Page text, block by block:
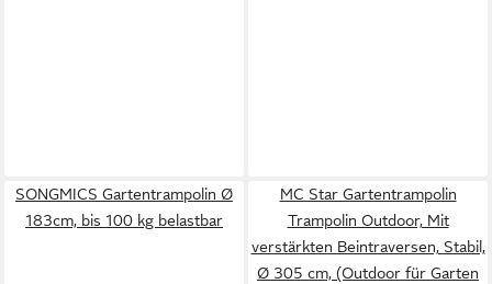
SONGMICS Gartentrampolin Ø
183cm, bis 100 kg belastbar
MC Star Gartentrampolin
Trampolin Outdoor, Mit
verstärkten Beintraversen, Stabil,
Ø 305 cm, (Outdoor für Garten